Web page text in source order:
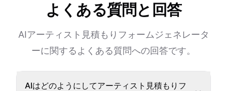
よくある質問と回答
AIアーティスト見積もりフォームジェネレータ
ーに関するよくある質問への回答です。
AIはどのようにしてアーティスト見積もりフ